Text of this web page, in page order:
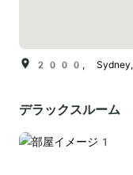
2000,
デラックスルーム